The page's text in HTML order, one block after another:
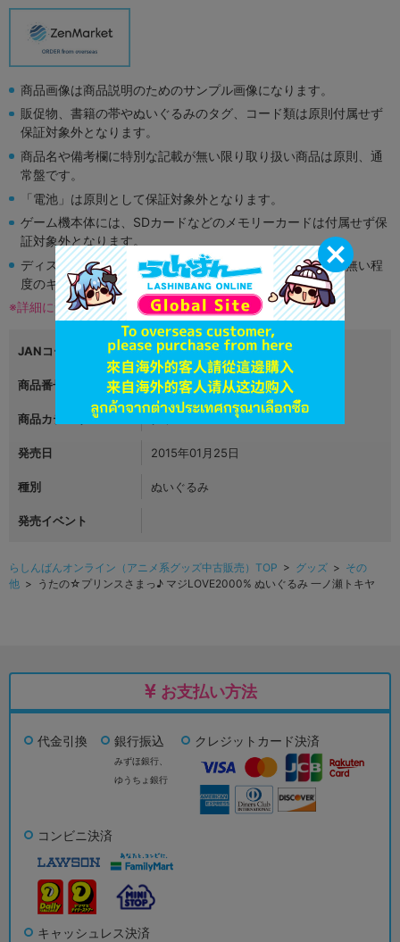
商品画像は商品説明のためのサンプル画像になります。
販促物、書籍の帯やぬいぐるみのタグ、コード類は原則付属せず
保証対象外となります。
商品名や備考欄に特別な記載が無い限り取り扱い商品は原則、通
常盤です。
「電池」は原則として保証対象外となります。
ゲーム機本体には、SDカードなどのメモリーカードは付属せず保
証対象外となります。
ディスク類の読み取り面のキズに関しまして再生に支障が無い程
度のキズがある場合がございます。
※詳細につきましてはコチラ
JANコード 4582465682688
商品番号 L00724488
商品カテゴリ
発売日 2015年01月25日
種別 ぬいぐるみ
発売イベント
らしんばんオンライン（アニメ系グッズ中古販売）TOP > グッズ > その
他 > うたの☆プリンスさまっ♪ マジLOVE2000% ぬいぐるみ 一ノ瀬トキヤ
お支払い方法
代金引換 銀行振込
みずほ銀行、
ゆうちょ銀行
クレジットカード決済
コンビニ決済
キャッシュレス決済